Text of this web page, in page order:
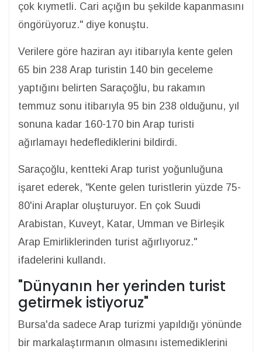
çok kıymetli. Cari açığın bu şekilde kapanmasını
öngörüyoruz." diye konuştu.
Verilere göre haziran ayı itibarıyla kente gelen
65 bin 238 Arap turistin 140 bin geceleme
yaptığını belirten Saraçoğlu, bu rakamın
temmuz sonu itibarıyla 95 bin 238 olduğunu, yıl
sonuna kadar 160-170 bin Arap turisti
ağırlamayı hedeflediklerini bildirdi.
Saraçoğlu, kentteki Arap turist yoğunluğuna
işaret ederek, "Kente gelen turistlerin yüzde 75-
80'ini Araplar oluşturuyor. En çok Suudi
Arabistan, Kuveyt, Katar, Umman ve Birleşik
Arap Emirliklerinden turist ağırlıyoruz."
ifadelerini kullandı.
"Dünyanın her yerinden turist
getirmek istiyoruz"
Bursa'da sadece Arap turizmi yapıldığı yönünde
bir markalaştırmanın olmasını istemediklerini